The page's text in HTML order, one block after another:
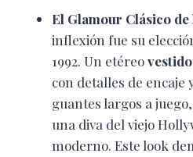
El Glamour Clásico de
inflexión fue su
1992. Un etéreo
con detalles de encaje
guantes largos a
una diva del viejo
moderno. Este look